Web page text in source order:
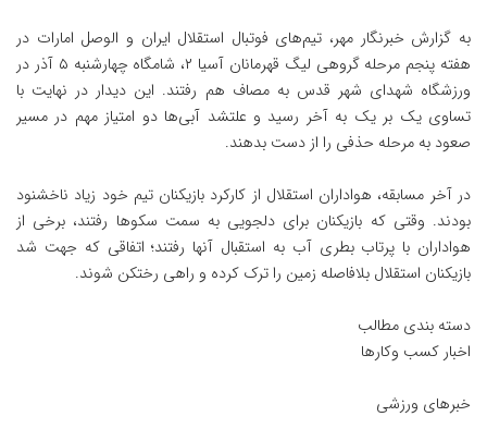
به گزارش خبرنگار مهر، تیم‌های فوتبال استقلال ایران و الوصل امارات در
هفته پنجم مرحله گروهی لیگ قهرمانان آسیا ۲، شامگاه چهارشنبه ۵ آذر در
ورزشگاه شهدای شهر قدس به مصاف هم رفتند. این دیدار در نهایت با
تساوی یک بر یک به آخر رسید و علتشد آبی‌ها دو امتیاز مهم در مسیر
صعود به مرحله حذفی را از دست بدهند.
در آخر مسابقه، هواداران استقلال از کارکرد بازیکنان تیم خود زیاد ناخشنود
بودند. وقتی که بازیکنان برای دلجویی به سمت سکوها رفتند، برخی از
هواداران با پرتاب بطری آب به استقبال آنها رفتند؛ اتفاقی که جهت شد
بازیکنان استقلال بلافاصله زمین را ترک کرده و راهی رختکن شوند.
دسته بندی مطالب
اخبار کسب وکارها
خبرهای ورزشی